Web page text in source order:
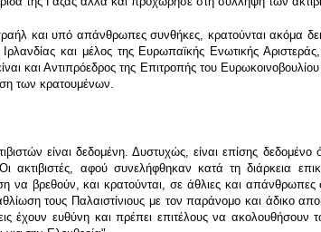
και υπό απάνθρωπες συνθήκες, κρατούνται ακόμα
και μέλος της Ευρωπαϊκής Ενωτικής
και Αντιπρόεδρος της Επιτροπής του Ευρωκοινοβουλίου
των κρατουμένων.
είναι δεδομένη. Δυστυχώς, είναι επίσης δεδομένο
αφού συνελήφθηκαν κατά τη διάρκεια
βρεθούν, και κρατούνται, σε άθλιες και
τους Παλαιστίνιους με τον παράνομο και άδικο
ευθύνη και πρέπει επιτέλους να ακολουθήσουν